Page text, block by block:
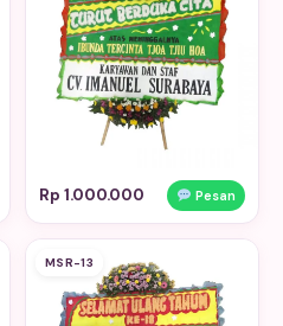
Rp 1.000.000 Pesan
MSR-13